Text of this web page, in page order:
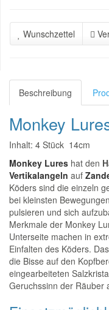
Wunschzettel
Beschreibung
Monkey
Inhalt: 4 Stück 14cm
Monkey Lures hat den
Vertikalangeln auf
Köders sind die einzeln
bei kleinsten
pulsieren und sich
Merkmale der Monkey
Unterseite machen in
Einfalten des Köders.
die Bisse auf den
eingearbeiteten
Geruchssinn der Räuber